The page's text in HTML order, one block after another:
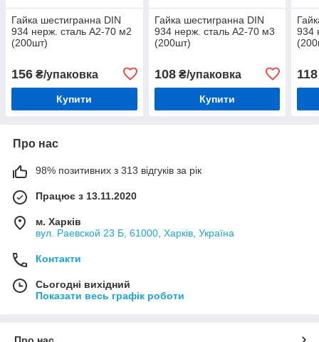
Гайка шестигранна DIN
934 нерж. сталь А2-70 м2
(200шт)
156 ₴/упаковка
Купити
Гайка шестигранна DIN
934 нерж. сталь А2-70 м3
(200шт)
108₴/упаковка
Купити
934
118
Про нас
98% позитивних з 313 відгуків за рік
Працює з 13.11.2020
м. Харків
вул. Раевской 23 Б, 61000, Харків, Україна
Контакти
Сьогодні вихідний
Показати весь графік роботи